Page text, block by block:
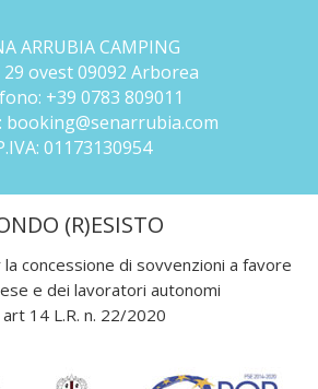
ARRUBIA CAMPING
ovest 09092 Arborea
+39 0783 809011
booking@senarrubia.com
01173130954
(R)ESISTO
concessione di sovvenzioni a favore
e dei lavoratori autonomi
14 L.R. n. 22/2020